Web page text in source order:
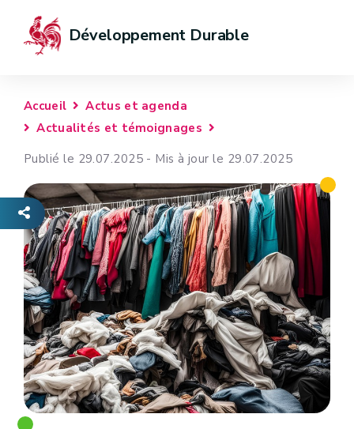
Développement Durable
Accueil
Actus et agenda
Actualités et témoignages
Publié le 29.07.2025 - Mis à jour le 29.07.2025